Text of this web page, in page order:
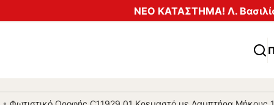
ΝΕΟ ΚΑΤΑΣΤΗΜΑ! Λ.